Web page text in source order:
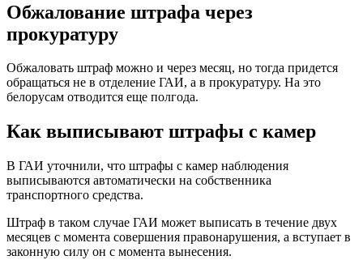
Обжалование штрафа через
прокуратуру
Обжаловать штраф можно и через месяц, но тогда придется
обращаться не в отделение ГАИ, а в прокуратуру. На это
белорусам отводится еще полгода.
Как выписывают штрафы с камер
В ГАИ уточнили, что штрафы с камер наблюдения
выписываются автоматически на собственника
транспортного средства.
Штраф в таком случае ГАИ может выписать в течение двух
месяцев с момента совершения правонарушения, а вступает в
законную силу он с момента вынесения.